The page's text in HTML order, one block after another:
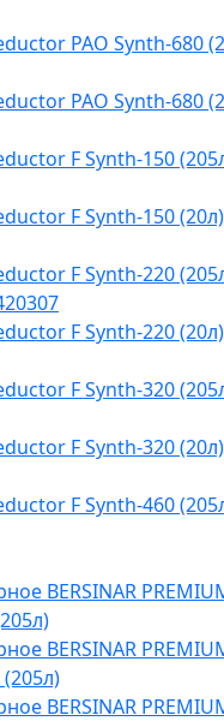
PAO Synth-680
PAO Synth-680
F Synth-150
F Synth-150 (20л)
F Synth-220
F Synth-220 (20л)
F Synth-320
F Synth-320 (20л)
F Synth-460
BERSINAR
BERSINAR
(205л)
BERSINAR